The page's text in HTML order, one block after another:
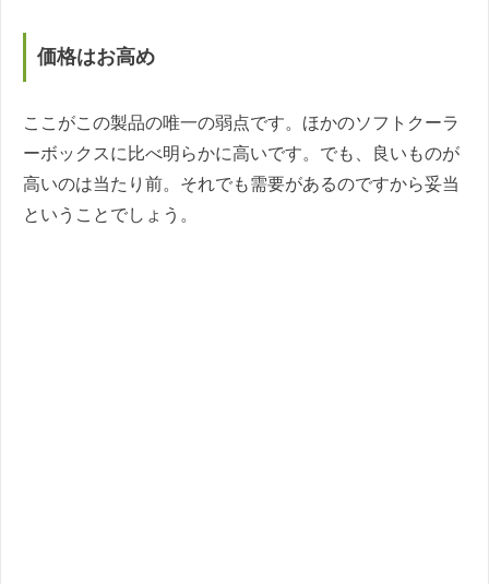
価格はお高め
ここがこの製品の唯一の弱点です。ほかのソフトクーラ
ーボックスに比べ明らかに高いです。でも、良いものが
高いのは当たり前。それでも需要があるのですから妥当
ということでしょう。